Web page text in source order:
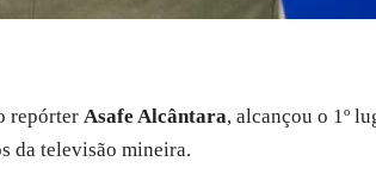
repórter Asafe Alcântara, alcançou o 1º
da televisão mineira.